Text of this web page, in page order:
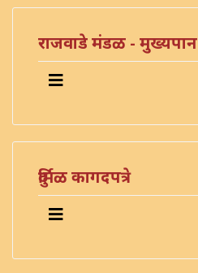
राजवाडे मंडळ - मुख्यपान
दुर्मिळ कागदपत्रे